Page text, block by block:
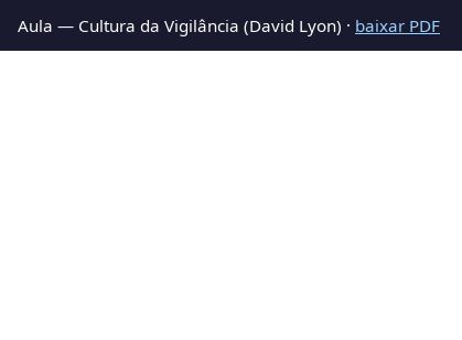
Aula — Cultura da Vigilância (David Lyon) · baixar PDF